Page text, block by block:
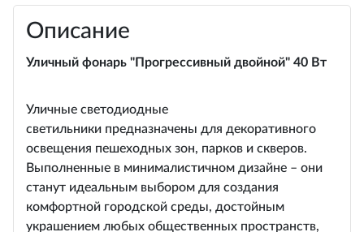
Описание
Уличный фонарь "Прогрессивный двойной" 40 Вт
Уличные светодиодные
светильники предназначены для декоративного
освещения пешеходных зон, парков и скверов.
Выполненные в минималистичном дизайне – они
станут идеальным выбором для создания
комфортной городской среды, достойным
украшением любых общественных пространств,